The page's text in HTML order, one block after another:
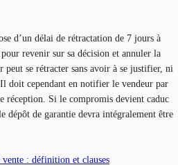
d’un délai de rétractation de 7 jours à
revenir sur sa décision et annuler la
peut se rétracter sans avoir à se justifier, ni
doit cependant en notifier le vendeur par
réception. Si le compromis devient caduc
dépôt de garantie devra intégralement être
: définition et clauses